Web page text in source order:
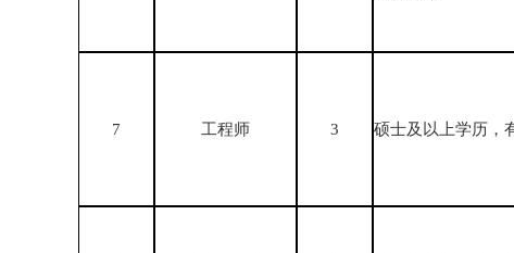
7 工程师 3 硕士及以上学历，